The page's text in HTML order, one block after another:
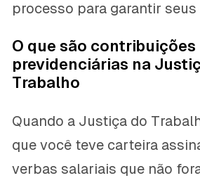
processo para garantir seus
O que são contribuições
previdenciárias na
Trabalho
Quando a Justiça do
que você teve carteira
verbas salariais que não